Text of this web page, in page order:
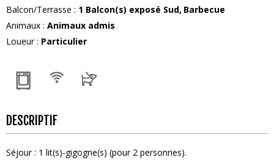
Balcon/Terrasse : 1 Balcon(s) exposé Sud Barbecue
Animaux : Animaux admis
Loueur: Particulier
DESCRIPTIF
Séjour: 1 lit(s)-gigogne(s) (pour 2 personnes)